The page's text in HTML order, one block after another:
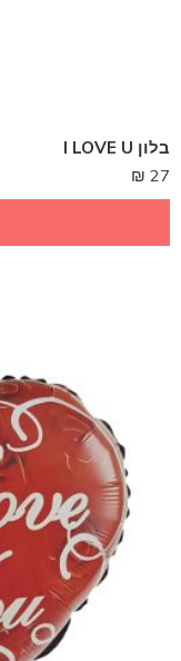
בלון I LOVE U
27
₪